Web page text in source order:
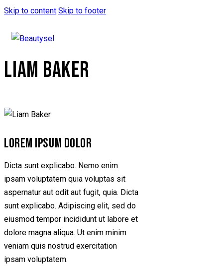
Skip to content Skip to footer
LIAM BAKER
LOREM IPSUM DOLOR
Dicta sunt explicabo. Nemo enim
ipsam voluptatem quia voluptas sit
aspernatur aut odit aut fugit, quia. Dicta
sunt explicabo. Adipiscing elit, sed do
eiusmod tempor incididunt ut labore et
dolore magna aliqua. Ut enim minim
veniam quis nostrud exercitation
ipsam voluptatem.